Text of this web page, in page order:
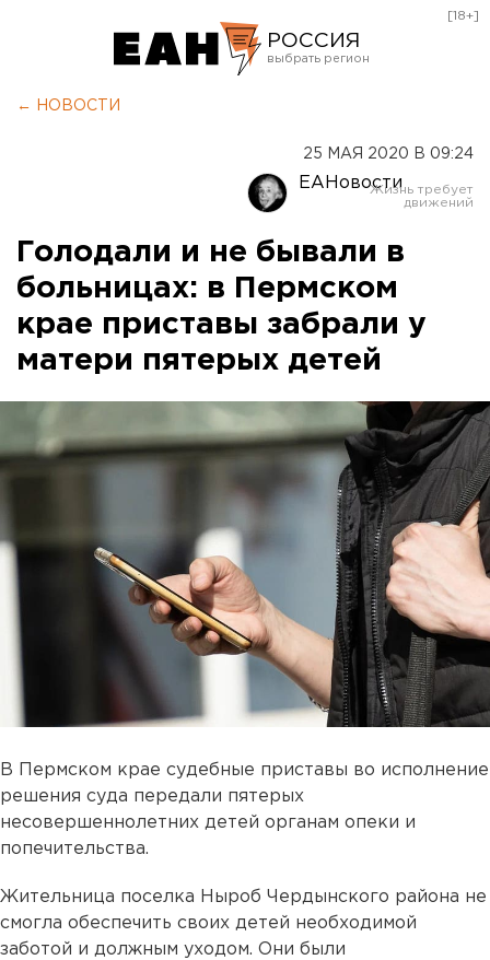
РОССИЯ
Оренбург
[18+]
← НОВОСТИ
25 МАЯ 2020 В 09:24
ЕАНовости
Голодали и не бывали в
больницах: в Пермском
крае приставы забрали у
матери пятерых детей
В Пермском крае судебные приставы во исполнение
решения суда передали пятерых
несовершеннолетних детей органам опеки и
попечительства.
Жительница поселка Ныроб Чердынского района не
смогла обеспечить своих детей необходимой
заботой и должным уходом. Они были